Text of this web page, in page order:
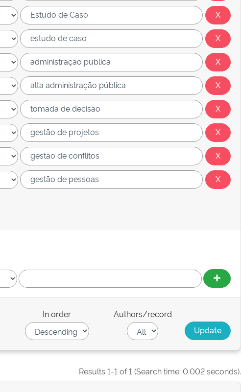
In order Authors/record
Results 1-1 of 1 (Search time: 0.002 seconds).